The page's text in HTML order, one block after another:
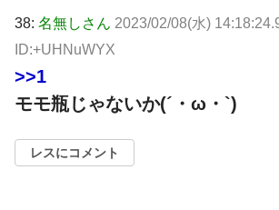
38: 名無しさん 2023/02/08(水)
ID:+UHNuWYX
>>1
モモ瓶じゃないか(´・ω・`)
レスにコメント